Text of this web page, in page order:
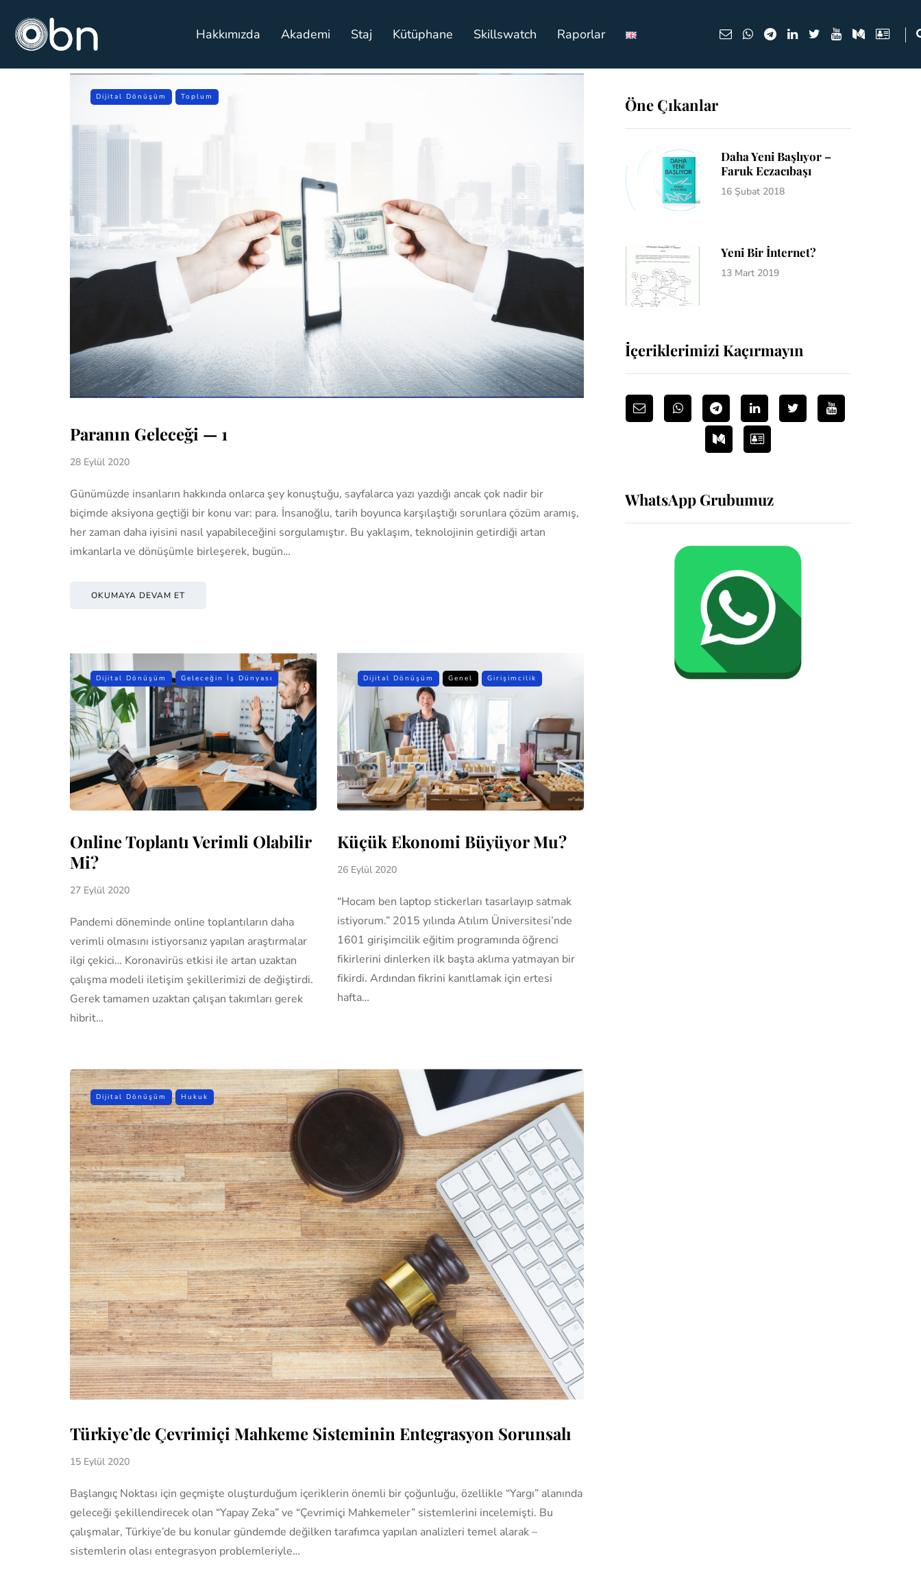
Hakkımızda Akademi Staj Kütüphane Skillswatch Raporlar
Dijital Dönüşüm Toplum
Paranın Geleceği — 1
28 Eylül 2020
Günümüzde insanların hakkında onlarca şey konuştuğu, sayfalarca yazı yazdığı ancak çok nadir bir
biçimde aksiyona geçtiği bir konu var: para. İnsanoğlu, tarih boyunca karşılaştığı sorunlara çözüm aramış,
her zaman daha iyisini nasıl yapabileceğini sorgulamıştır. Bu yaklaşım, teknolojinin getirdiği artan
imkanlarla ve dönüşümle birleşerek, bugün…
OKUMAYA DEVAM ET
Dijital Dönüşüm Geleceğin İş Dünyası
Online Toplantı Verimli Olabilir
Mi?
27 Eylül 2020
Pandemi döneminde online toplantıların daha
verimli olmasını istiyorsanız yapılan araştırmalar
ilgi çekici… Koronavirüs etkisi ile artan uzaktan
çalışma modeli iletişim şekillerimizi de değiştirdi.
Gerek tamamen uzaktan çalışan takımları gerek
hibrit…
Dijital Dönüşüm Genel Girişimcilik
Küçük Ekonomi Büyüyor Mu?
26 Eylül 2020
“Hocam ben laptop stickerları tasarlayıp satmak
istiyorum.” 2015 yılında Atılım Üniversitesi’nde
1601 girişimcilik eğitim programında öğrenci
fikirlerini dinlerken ilk başta aklıma yatmayan bir
fikirdi. Ardından fikrini kanıtlamak için ertesi
hafta…
Dijital Dönüşüm Hukuk
Türkiye’de Çevrimiçi Mahkeme Sisteminin Entegrasyon Sorunsalı
15 Eylül 2020
Başlangıç Noktası için geçmişte oluşturduğum içeriklerin önemli bir çoğunluğu, özellikle “Yargı” alanında
geleceği şekillendirecek olan “Yapay Zeka” ve “Çevrimiçi Mahkemeler” sistemlerini incelemişti. Bu
çalışmalar, Türkiye’de bu konular gündemde değilken tarafımca yapılan analizleri temel alarak –
sistemlerin olası entegrasyon problemleriyle…
Öne Çıkanlar
Daha Yeni Başlıyor –
Faruk Eczacıbaşı
16 Şubat 2018
Yeni Bir İnternet?
13 Mart 2019
İçeriklerimizi Kaçırmayın
WhatsApp Grubumuz